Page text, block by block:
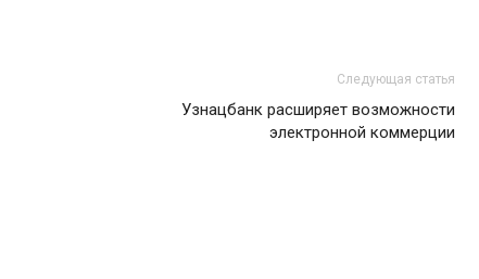
Следующая статья
Узнацбанк расширяет возможности
электронной коммерции